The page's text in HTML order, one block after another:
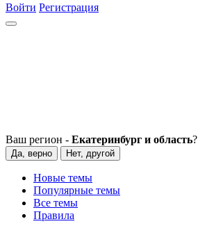
Войти Регистрация
Ваш регион - Екатеринбург и область?
Да, верно Нет, другой
Новые темы
Популярные темы
Все темы
Правила